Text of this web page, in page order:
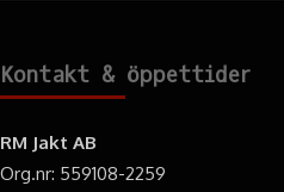
Kontakt & öppettider
RM Jakt AB
Org.nr: 559108-2259